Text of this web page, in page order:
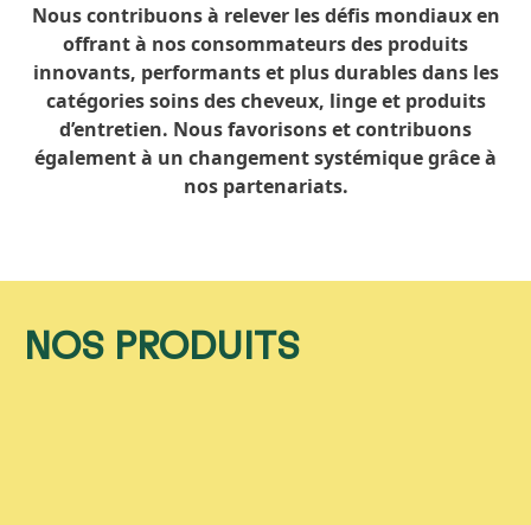
Nous contribuons à relever les défis mondiaux en
offrant à nos consommateurs des produits
innovants, performants et plus durables dans les
catégories soins des cheveux, linge et produits
d’entretien. Nous favorisons et contribuons
également à un changement systémique grâce à
nos partenariats.
NOS PRODUITS